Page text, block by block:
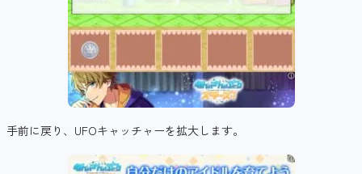
手前に戻り、UFOキャッチャーを拡大します。